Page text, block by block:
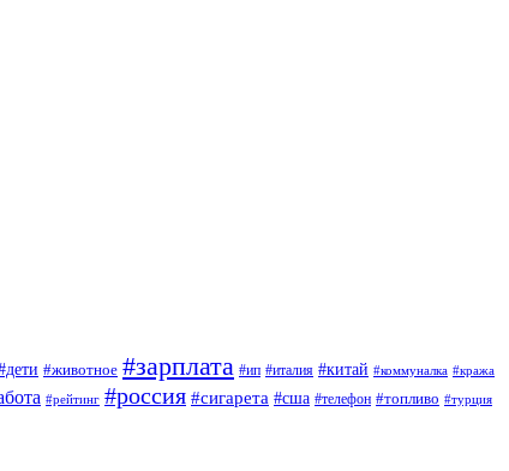
#животное #зарплата #ип #италия #китай #коммуналка #кража
#рейтинг #россия #сигарета #сша #телефон #топливо #турция